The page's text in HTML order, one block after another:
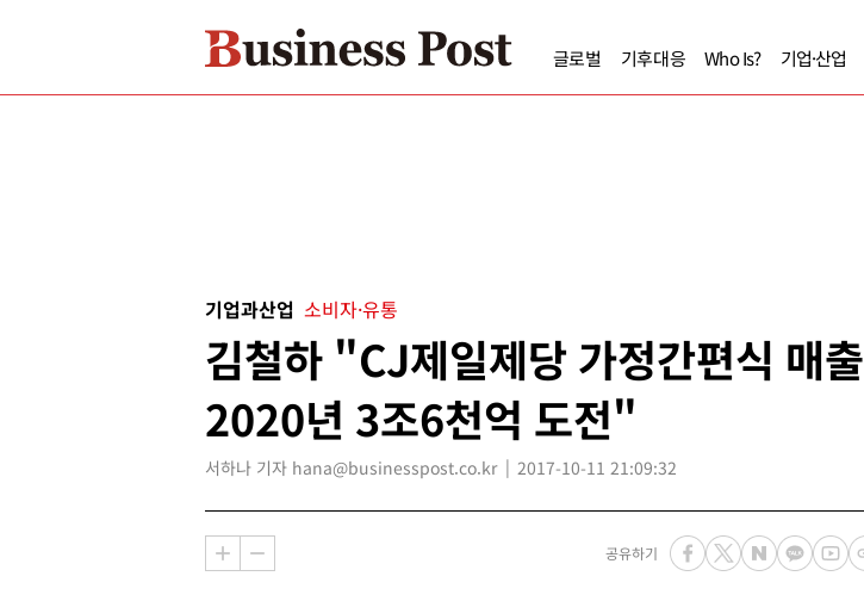
글로벌 기후대응 Who Is? 기업·산업
기업과산업 소비자·유통
김철하 "CJ제일제당 가정간편식 매출
2020년 3조6천억 도전"
서하나 기자 hana@businesspost.co.kr 2017-10-11 21:09:32
공유하기